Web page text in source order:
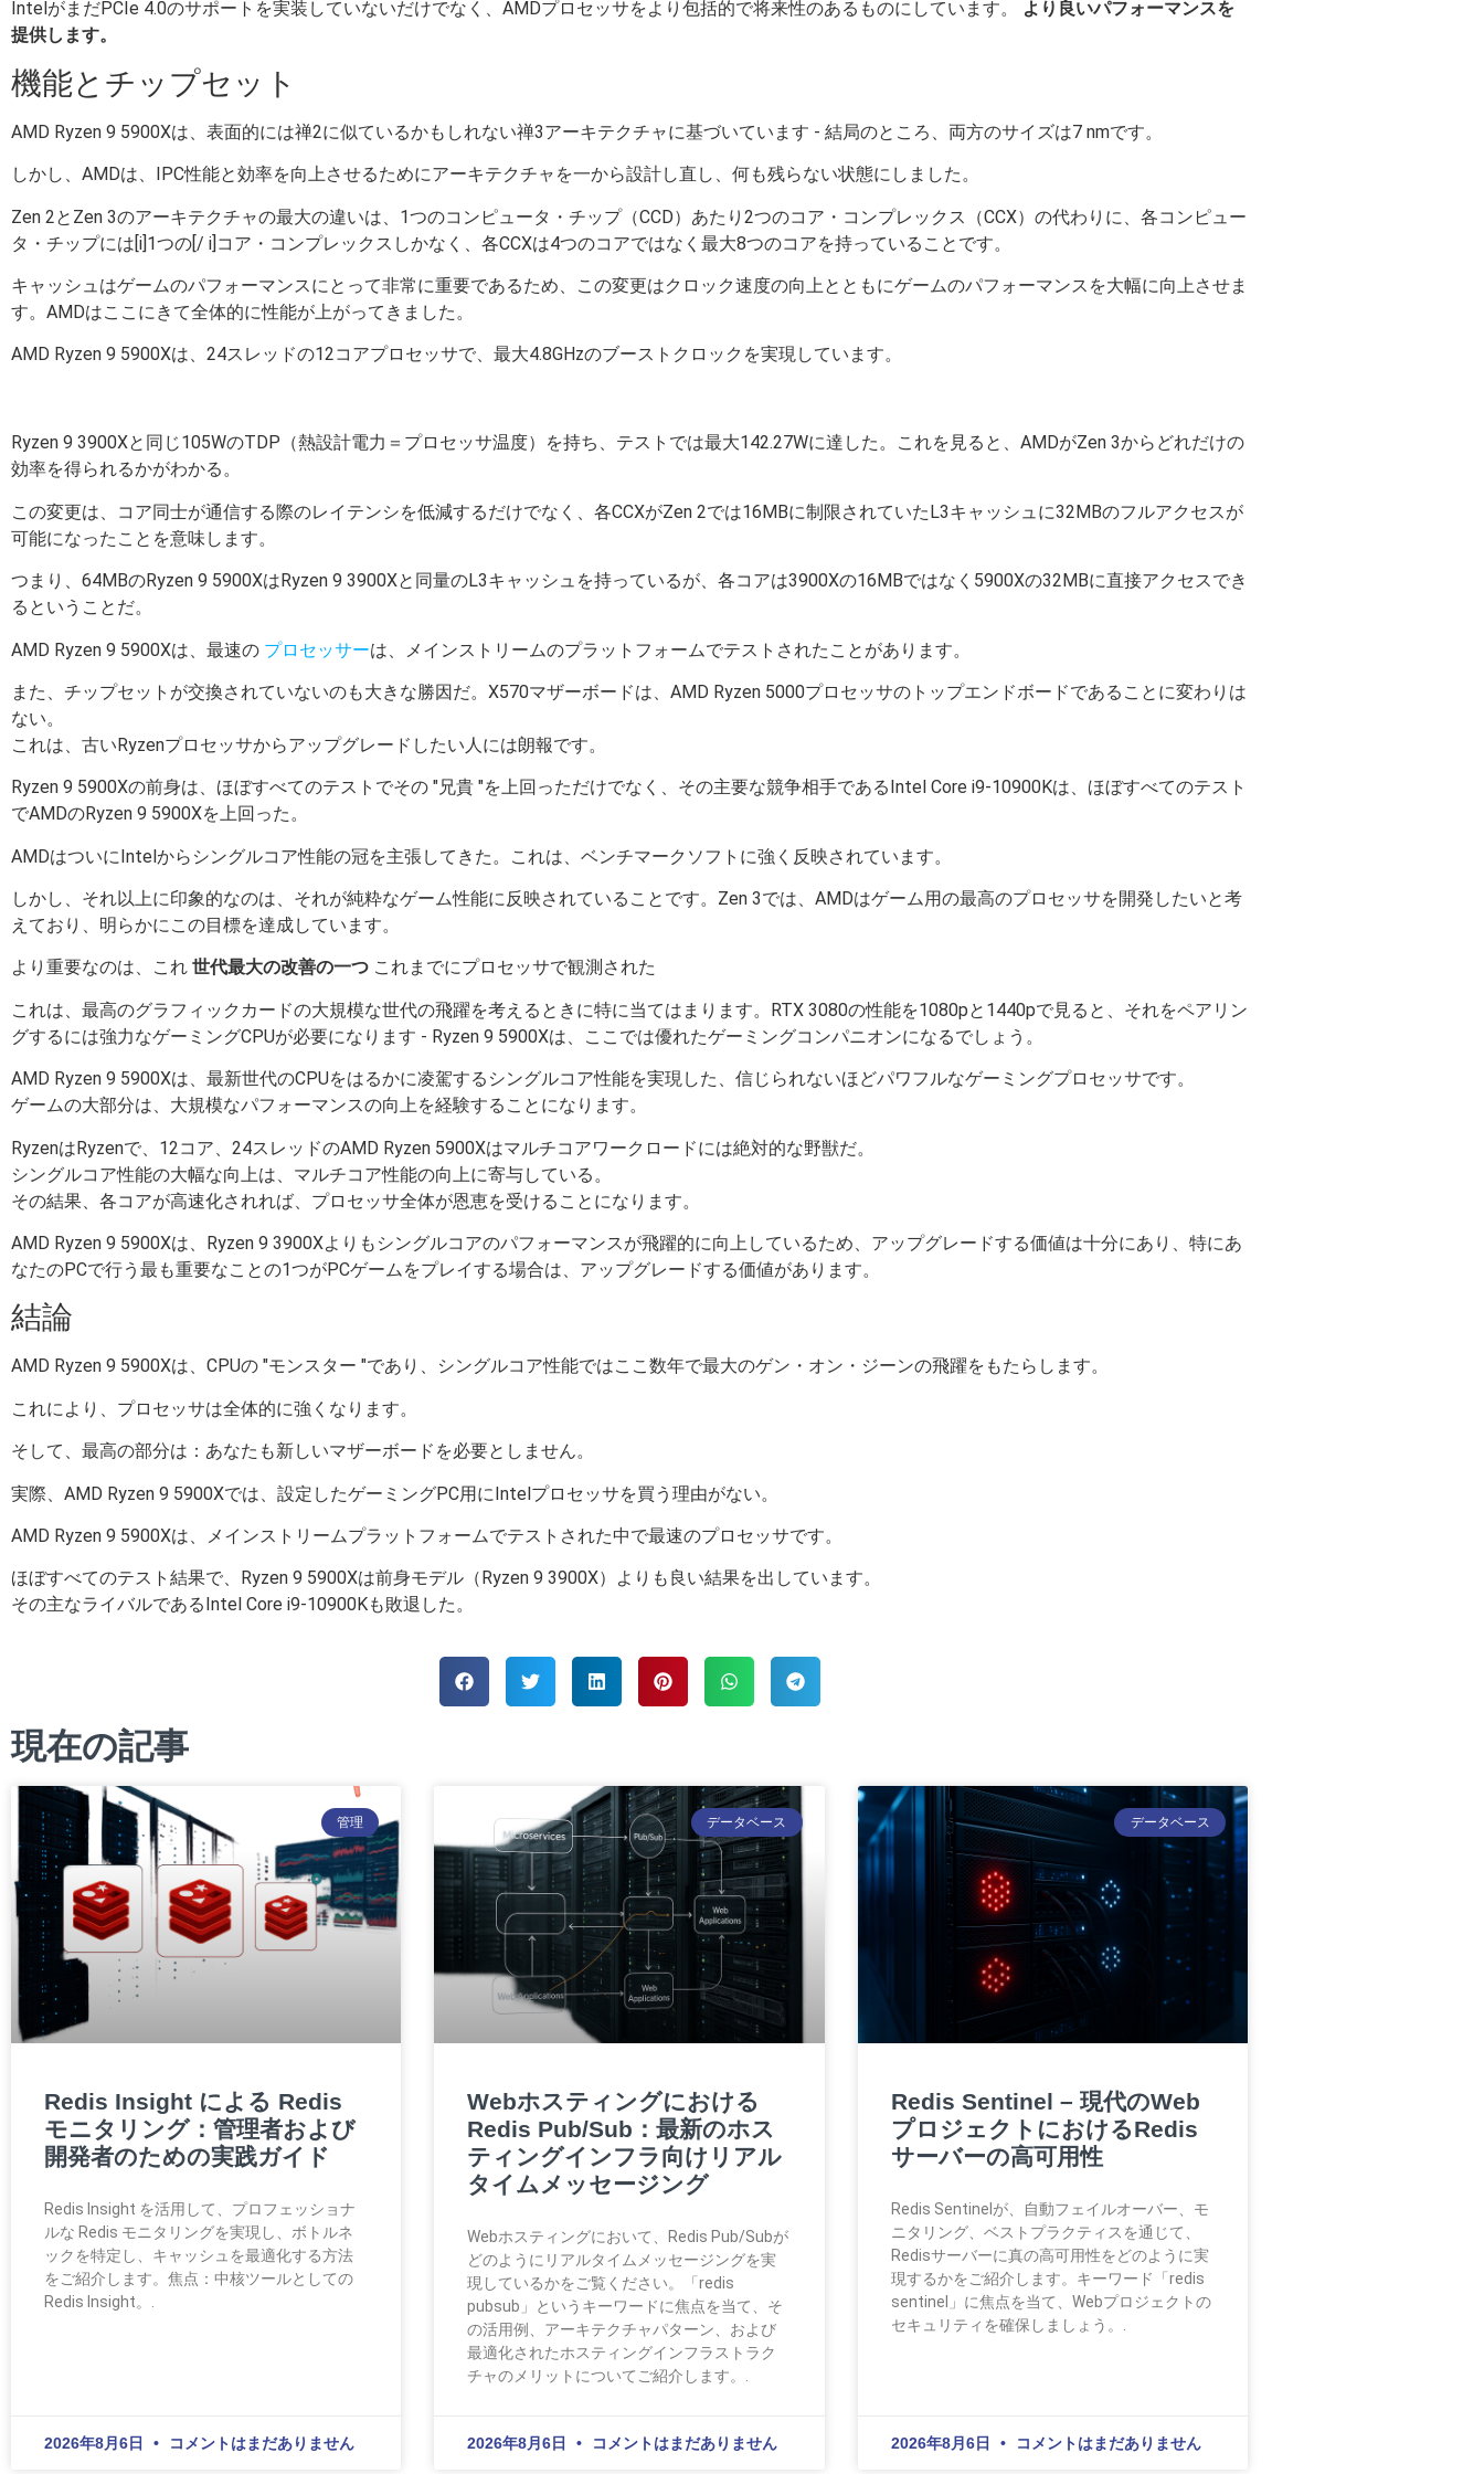
IntelがまだPCIe 4.0のサポートを実装していないだけでなく、AMDプロセッサをより包括的で将来性のあるものにしています。
より良いパフォーマンスを
提供します。
機能とチップセット
AMD Ryzen 9 5900Xは、表面的には禅2に似ているかもしれない禅3アーキテクチャに基づいています - 結局のところ、両方のサイズは7 nmです。
しかし、AMDは、IPC性能と効率を向上させるためにアーキテクチャを一から設計し直し、何も残らない状態にしました。
Zen 2とZen 3のアーキテクチャの最大の違いは、1つのコンピュータ・チップ（CCD）あたり2つのコア・コンプレックス（CCX）の代わりに、各コンピュー
タ・チップには[i]1つの[/ i]コア・コンプレックスしかなく、各CCXは4つのコアではなく最大8つのコアを持っていることです。
キャッシュはゲームのパフォーマンスにとって非常に重要であるため、この変更はクロック速度の向上とともにゲームのパフォーマンスを大幅に向上させま
す。AMDはここにきて全体的に性能が上がってきました。
AMD Ryzen 9 5900Xは、24スレッドの12コアプロセッサで、最大4.8GHzのブーストクロックを実現しています。
Ryzen 9 3900Xと同じ105WのTDP（熱設計電力＝プロセッサ温度）を持ち、テストでは最大142.27Wに達した。これを見ると、AMDがZen 3からどれだけの
効率を得られるかがわかる。
この変更は、コア同士が通信する際のレイテンシを低減するだけでなく、各CCXがZen 2では16MBに制限されていたL3キャッシュに32MBのフルアクセスが
可能になったことを意味します。
つまり、64MBのRyzen 9 5900XはRyzen 9 3900Xと同量のL3キャッシュを持っているが、各コアは3900Xの16MBではなく5900Xの32MBに直接アクセスでき
るということだ。
AMD Ryzen 9 5900Xは、最速の プロセッサーは、メインストリームのプラットフォームでテストされたことがあります。
また、チップセットが交換されていないのも大きな勝因だ。X570マザーボードは、AMD Ryzen 5000プロセッサのトップエンドボードであることに変わりは
ない。
これは、古いRyzenプロセッサからアップグレードしたい人には朗報です。
Ryzen 9 5900Xの前身は、ほぼすべてのテストでその "兄貴 "を上回っただけでなく、その主要な競争相手であるIntel Core i9-10900Kは、ほぼすべてのテスト
でAMDのRyzen 9 5900Xを上回った。
AMDはついにIntelからシングルコア性能の冠を主張してきた。これは、ベンチマークソフトに強く反映されています。
しかし、それ以上に印象的なのは、それが純粋なゲーム性能に反映されていることです。Zen 3では、AMDはゲーム用の最高のプロセッサを開発したいと考
えており、明らかにこの目標を達成しています。
より重要なのは、これ 世代最大の改善の一つ これまでにプロセッサで観測された
これは、最高のグラフィックカードの大規模な世代の飛躍を考えるときに特に当てはまります。RTX 3080の性能を1080pと1440pで見ると、それをペアリン
グするには強力なゲーミングCPUが必要になります - Ryzen 9 5900Xは、ここでは優れたゲーミングコンパニオンになるでしょう。
AMD Ryzen 9 5900Xは、最新世代のCPUをはるかに凌駕するシングルコア性能を実現した、信じられないほどパワフルなゲーミングプロセッサです。
ゲームの大部分は、大規模なパフォーマンスの向上を経験することになります。
RyzenはRyzenで、12コア、24スレッドのAMD Ryzen 5900Xはマルチコアワークロードには絶対的な野獣だ。
シングルコア性能の大幅な向上は、マルチコア性能の向上に寄与している。
その結果、各コアが高速化されれば、プロセッサ全体が恩恵を受けることになります。
AMD Ryzen 9 5900Xは、Ryzen 9 3900Xよりもシングルコアのパフォーマンスが飛躍的に向上しているため、アップグレードする価値は十分にあり、特にあ
なたのPCで行う最も重要なことの1つがPCゲームをプレイする場合は、アップグレードする価値があります。
結論
AMD Ryzen 9 5900Xは、CPUの "モンスター "であり、シングルコア性能ではここ数年で最大のゲン・オン・ジーンの飛躍をもたらします。
これにより、プロセッサは全体的に強くなります。
そして、最高の部分は：あなたも新しいマザーボードを必要としません。
実際、AMD Ryzen 9 5900Xでは、設定したゲーミングPC用にIntelプロセッサを買う理由がない。
AMD Ryzen 9 5900Xは、メインストリームプラットフォームでテストされた中で最速のプロセッサです。
ほぼすべてのテスト結果で、Ryzen 9 5900Xは前身モデル（Ryzen 9 3900X）よりも良い結果を出しています。
その主なライバルであるIntel Core i9-10900Kも敗退した。
現在の記事
管理
Redis Insight による Redis
モニタリング：管理者および
開発者のための実践ガイド
Redis Insight を活用して、プロフェッショナ
ルな Redis モニタリングを実現し、ボトルネ
ックを特定し、キャッシュを最適化する方法
をご紹介します。焦点：中核ツールとしての
Redis Insight。.
2026年8月6日 コメントはまだありません
データベース
Webホスティングにおける
Redis Pub/Sub：最新のホス
ティングインフラ向けリアル
タイムメッセージング
Webホスティングにおいて、Redis Pub/Subが
どのようにリアルタイムメッセージングを実
現しているかをご覧ください。「redis
pubsub」というキーワードに焦点を当て、そ
の活用例、アーキテクチャパターン、および
最適化されたホスティングインフラストラク
チャのメリットについてご紹介します。.
2026年8月6日 コメントはまだありません
データベース
Redis Sentinel – 現代のWeb
プロジェクトにおけるRedis
サーバーの高可用性
Redis Sentinelが、自動フェイルオーバー、モ
ニタリング、ベストプラクティスを通じて、
Redisサーバーに真の高可用性をどのように実
現するかをご紹介します。キーワード「redis
sentinel」に焦点を当て、Webプロジェクトの
セキュリティを確保しましょう。.
2026年8月6日 コメントはまだありません